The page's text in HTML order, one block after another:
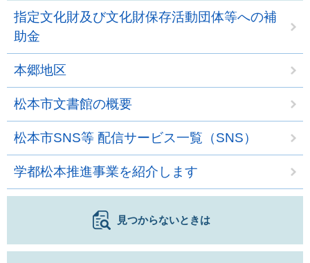
指定文化財及び文化財保存活動団体等への補
助金
本郷地区
松本市文書館の概要
松本市SNS等 配信サービス一覧（SNS）
学都松本推進事業を紹介します
見つからないときは